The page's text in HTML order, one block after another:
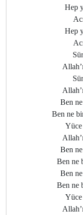
Hep
Hep
Ben
Ben ne
Yüce
Ben
Ben ne
Ben
Ben ne
Yüce